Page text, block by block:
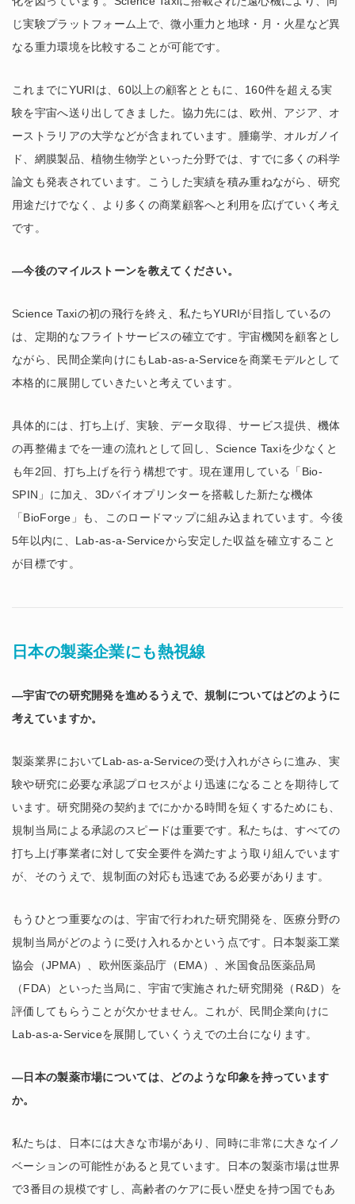
じ実験プラットフォーム上で、微小重力と地球・月・火星など異
なる重力環境を比較することが可能です。
これまでにYURIは、60以上の顧客とともに、160件を超える実
験を宇宙へ送り出してきました。協力先には、欧州、アジア、オ
ーストラリアの大学などが含まれています。腫瘍学、オルガノイ
ド、網膜製品、植物生物学といった分野では、すでに多くの科学
論文も発表されています。こうした実績を積み重ねながら、研究
用途だけでなく、より多くの商業顧客へと利用を広げていく考え
です。
―今後のマイルストーンを教えてください。
Science Taxiの初の飛行を終え、私たちYURIが目指しているの
は、定期的なフライトサービスの確立です。宇宙機関を顧客とし
ながら、民間企業向けにもLab-as-a-Serviceを商業モデルとして
本格的に展開していきたいと考えています。
具体的には、打ち上げ、実験、データ取得、サービス提供、機体
の再整備までを一連の流れとして回し、Science Taxiを少なくと
も年2回、打ち上げを行う構想です。現在運用している「Bio-
SPIN」に加え、3Dバイオプリンターを搭載した新たな機体
「BioForge」も、このロードマップに組み込まれています。今後
5年以内に、Lab-as-a-Serviceから安定した収益を確立すること
が目標です。
日本の製薬企業にも熱視線
―宇宙での研究開発を進めるうえで、規制についてはどのように
考えていますか。
製薬業界においてLab-as-a-Serviceの受け入れがさらに進み、実
験や研究に必要な承認プロセスがより迅速になることを期待して
います。研究開発の契約までにかかる時間を短くするためにも、
規制当局による承認のスピードは重要です。私たちは、すべての
打ち上げ事業者に対して安全要件を満たすよう取り組んでいます
が、そのうえで、規制面の対応も迅速である必要があります。
もうひとつ重要なのは、宇宙で行われた研究開発を、医療分野の
規制当局がどのように受け入れるかという点です。日本製薬工業
協会（JPMA）、欧州医薬品庁（EMA）、米国食品医薬品局
（FDA）といった当局に、宇宙で実施された研究開発（R&D）を
評価してもらうことが欠かせません。これが、民間企業向けに
Lab-as-a-Serviceを展開していくうえでの土台になります。
―日本の製薬市場については、どのような印象を持っています
か。
私たちは、日本には大きな市場があり、同時に非常に大きなイノ
ベーションの可能性があると見ています。日本の製薬市場は世界
で3番目の規模ですし、高齢者のケアに長い歴史を持つ国でもあ